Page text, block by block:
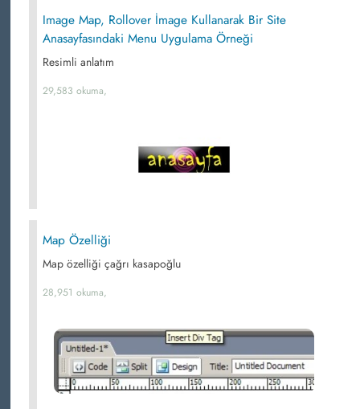
Image Map, Rollover İmage Kullanarak Bir Site
Anasayfasındaki Menu Uygulama Örneği
Resimli anlatım
29,583 okuma,
Map Özelliği
Map özelliği çağrı kasapoğlu
28,951 okuma,